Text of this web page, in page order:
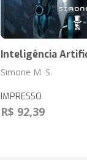
Inteligência
Simone M. S.
IMPRESSO
R$ 92,39